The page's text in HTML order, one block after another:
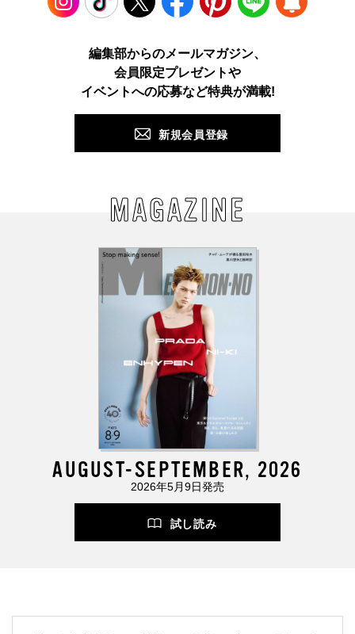
TikTok Facebook Pinterest LINE
編集部からのメールマガジン、
会員限定プレゼントや
イベントへの応募など特典が満載!
新規会員登録
MAGAZINE
AUGUST-SEPTEMBER, 2026
2026年5月9日発売
試し読み